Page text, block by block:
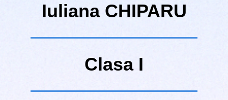
Iuliana CHIPARU
Clasa I